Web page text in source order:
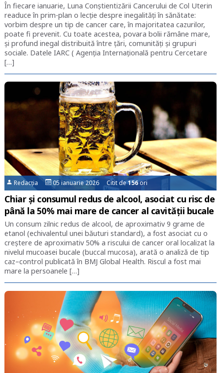
În fiecare ianuarie, Luna Conștientizării Cancerului de Col Uterin
readuce în prim-plan o lecție despre inegalități în sănătate:
vorbim despre un tip de cancer care, în majoritatea cazurilor,
poate fi prevenit. Cu toate acestea, povara bolii rămâne mare,
și profund inegal distribuită între țări, comunități și grupuri
sociale. Datele IARC ( Agenția Internațională pentru Cercetare
[…]
Redacția 05 ianuarie 2026 Citit de156ori
Chiar și consumul redus de alcool, asociat cu risc de
până la 50% mai mare de cancer al cavității bucale
Un consum zilnic redus de alcool, de aproximativ 9 grame de
etanol (echivalentul unei băuturi standard), a fost asociat cu o
creștere de aproximativ 50% a riscului de cancer oral localizat la
nivelul mucoasei bucale (buccal mucosa), arată o analiză de tip
caz–control publicată în BMJ Global Health. Riscul a fost mai
mare la persoanele […]